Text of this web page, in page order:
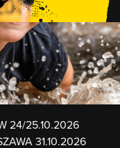
SOPOT
24/26.09.2026
ROLANTOWICE
MODLIN
24/25.10.2026
31.10.2026